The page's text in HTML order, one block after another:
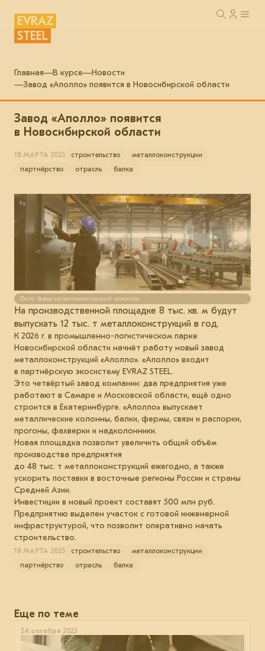
EVRAZ
STEEL
Главная В курсе
Новости
Завод «Аполло» появится в Новосибирской области
Завод «Аполло» появится
в Новосибирской области
18 МАРТА 2025 строительство
металлоконструкции
партнёрство
отрасль балка
Фото: Завод металлоконструкций «Аполло»
На производственной площадке 8 тыс. кв. м будут
выпускать 12 тыс. т металлоконструкций в год.
К 2026 г. в промышленно-логистическом парке
Новосибирской области начнёт работу новый завод
металлоконструкций «Аполло». «Аполло» входит
в партнёрскую экосистему EVRAZ STEEL.
Это четвёртый завод компании: два предприятия уже
работают в Самаре и Московской области, ещё одно
строится в Екатеринбурге. «Аполло» выпускает
металлические колонны, балки, фермы, связи и распорки,
прогоны, фахверки и надколонники.
Новая площадка позволит увеличить общий объём
производства предприятия
до 48 тыс. т металлоконструкций ежегодно, а также
ускорить поставки в восточные регионы России и страны
Средней Азии.
Инвестиции в новый проект составят 500 млн руб.
Предприятию выделен участок с готовой инженерной
инфраструктурой, что позволит оперативно начать
строительство.
18 МАРТА 2025 строительство
металлоконструкции
партнёрство
отрасль балка
Еще по теме
24 октября 2025